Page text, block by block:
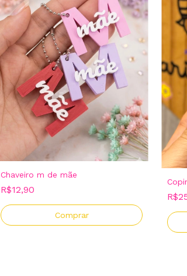
Chaveiro m de mãe
R$12,90
Comprar